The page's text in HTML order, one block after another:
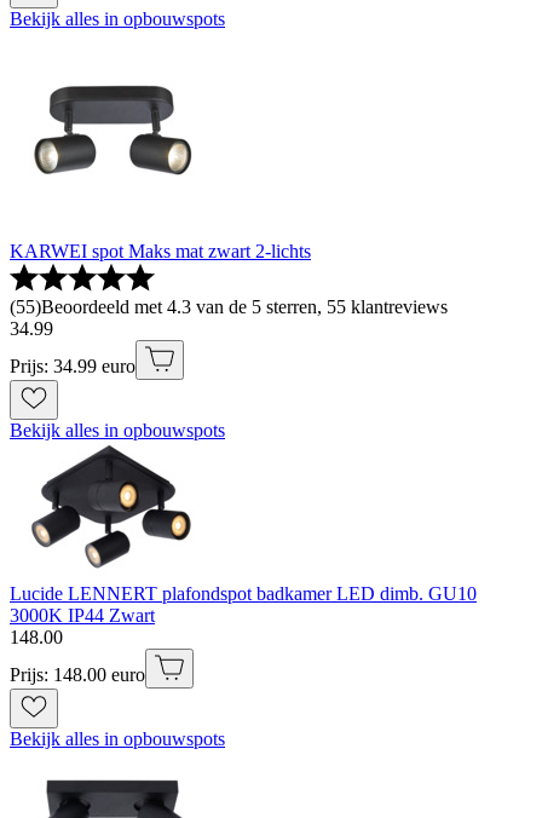
Bekijk alles in opbouwspots
KARWEI spot Maks mat zwart 2-lichts
(55)Beoordeeld met 4.3 van de 5 sterren, 55 klantreviews
34.99
Prijs: 34.99 euro
Bekijk alles in opbouwspots
Lucide LENNERT plafondspot badkamer LED dimb. GU10
3000K IP44 Zwart
148.00
Prijs: 148.00 euro
Bekijk alles in opbouwspots